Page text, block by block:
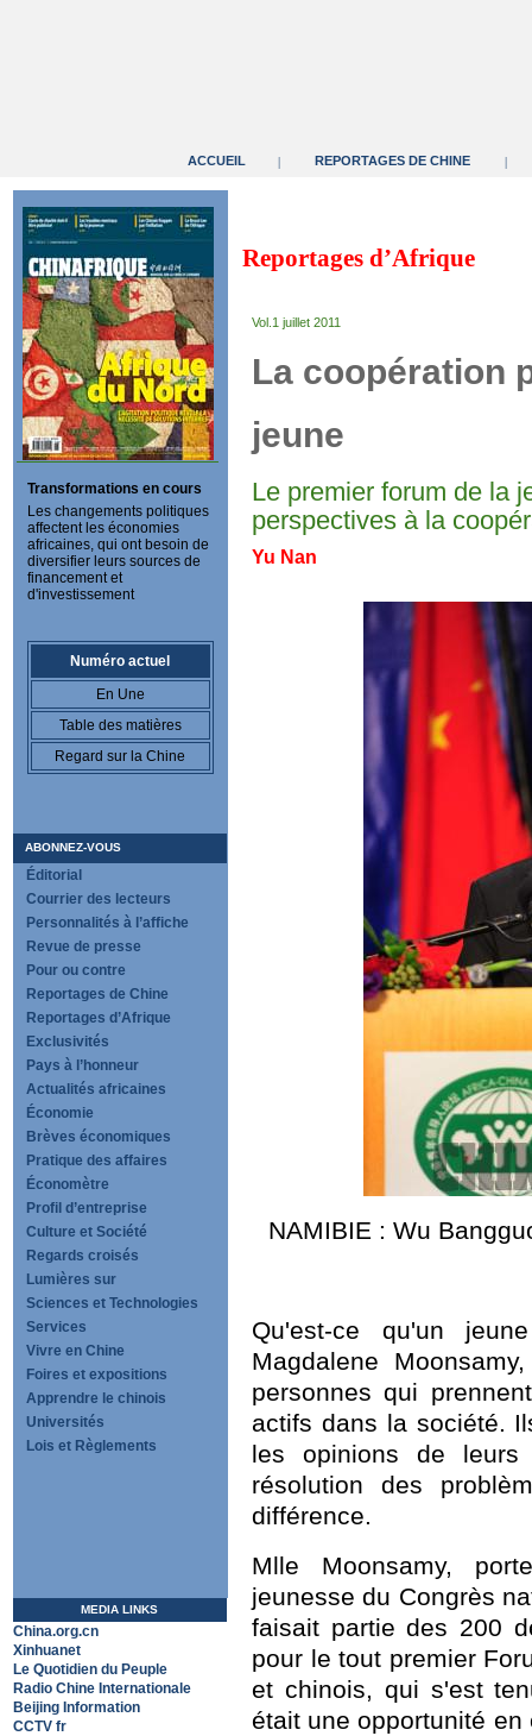
ACCUEIL | REPORTAGES DE CHINE |
Transformations en cours
Les changements politiques
affectent les économies
africaines, qui ont besoin de
diversifier leurs sources de
financement et
d'investissement
Numéro actuel
En Une
Table des matières
Regard sur la Chine
ABONNEZ-VOUS
Éditorial
Courrier des lecteurs
Personnalités à l’affiche
Revue de presse
Pour ou contre
Reportages de Chine
Reportages d’Afrique
Exclusivités
Pays à l’honneur
Actualités africaines
Économie
Brèves économiques
Pratique des affaires
Économètre
Profil d’entreprise
Culture et Société
Regards croisés
Lumières sur
Sciences et Technologies
Services
Vivre en Chine
Foires et expositions
Apprendre le chinois
Universités
Lois et Règlements
MEDIA LINKS
China.org.cn
Xinhuanet
Le Quotidien du Peuple
Radio Chine Internationale
Beijing Information
CCTV fr
Reportages d’Afrique
Vol.1 juillet 2011
La coopération
jeune
Le premier forum de la
perspectives à la
Yu Nan
NAMIBIE : Wu
Qu'est-ce qu'un
Magdalene
personnes qui
actifs dans la société.
les opinions de
résolution des
différence.
Mlle Moonsamy,
jeunesse du Congrès
faisait partie des 200
pour le tout premier
et chinois, qui s'est
était une opportunité